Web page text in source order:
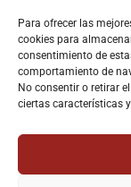
Para ofrecer las
cookies para
consentimiento de
comportamiento de
No consentir o retirar
ciertas características
Reproductor
de
vídeo